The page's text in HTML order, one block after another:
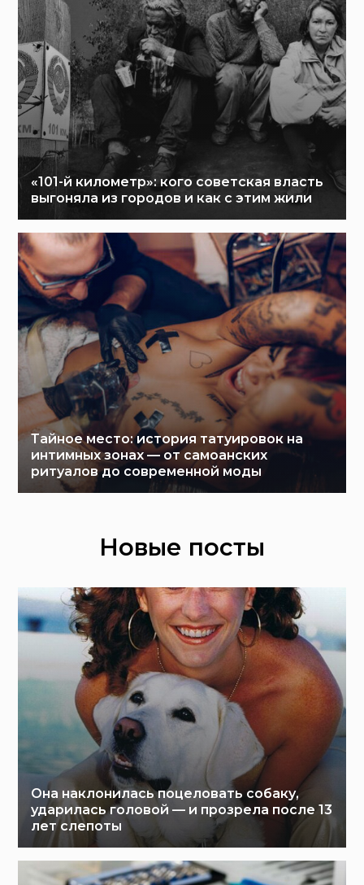
«101-й километр»: кого советская власть
выгоняла из городов и как с этим жили
Тайное место: история татуировок на
интимных зонах — от самоанских
ритуалов до современной моды
Новые посты
Она наклонилась поцеловать собаку,
ударилась головой — и прозрела после 13
лет слепоты